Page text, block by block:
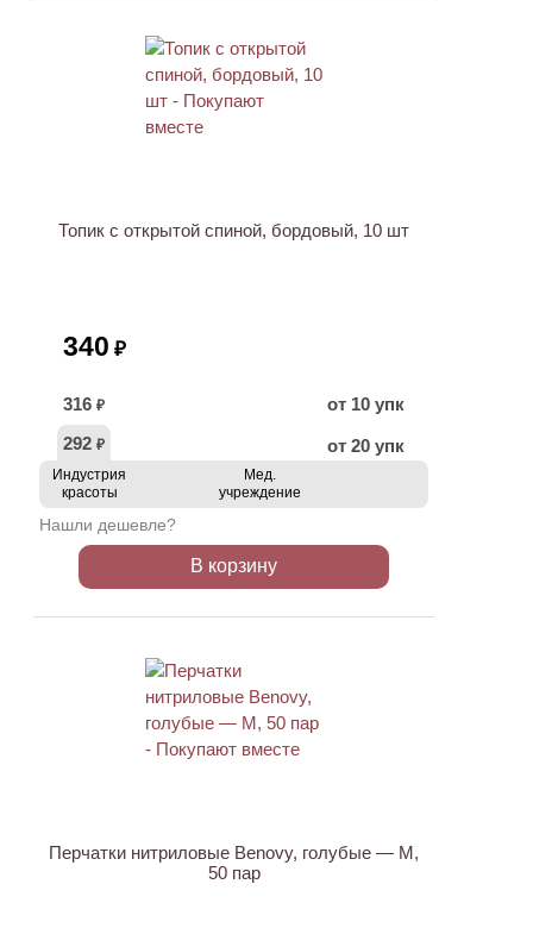
Топик с открытой спиной, бордовый, 10 шт
340 ₽
316 ₽
от 10 упк
292 ₽ от 20 упк
Индустрия
красоты
Мед.
учреждение
Нашли дешевле?
В корзину
Перчатки нитриловые Benovy, голубые — M,
50 пар